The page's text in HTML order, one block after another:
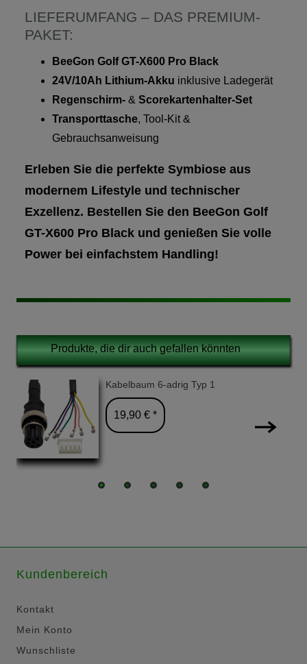
LIEFERUMFANG – DAS PREMIUM-
PAKET:
BeeGon Golf GT-X600 Pro Black
24V/10Ah Lithium-Akku inklusive Ladegerät
Regenschirm- & Scorekartenhalter-Set
Transporttasche, Tool-Kit &
Gebrauchsanweisung
Erleben Sie die perfekte Symbiose aus
modernem Lifestyle und technischer
Exzellenz. Bestellen Sie den BeeGon Golf
GT-X600 Pro Black und genießen Sie volle
Power bei einfachstem Handling!
Produkte, die dir auch gefallen könnten
Kabelbaum 6-adrig Typ 1
19,90 € *
Kundenbereich
Kontakt
Mein Konto
Wunschliste